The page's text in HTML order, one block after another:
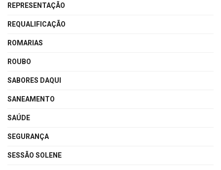
REPRESENTAÇÃO
REQUALIFICAÇÃO
ROMARIAS
ROUBO
SABORES DAQUI
SANEAMENTO
SAÚDE
SEGURANÇA
SESSÃO SOLENE